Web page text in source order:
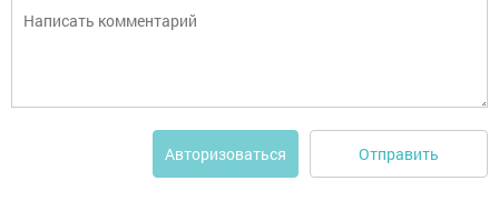
Авторизоваться Отправить